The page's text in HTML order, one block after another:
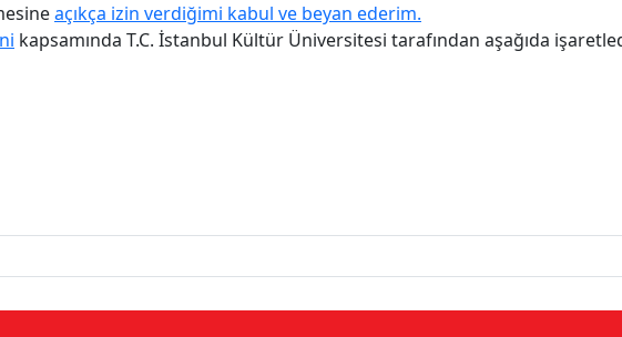
açıkça izin verdiğimi kabul ve beyan ederim.
kapsamında T.C. İstanbul Kültür Üniversitesi tarafından aşağıda